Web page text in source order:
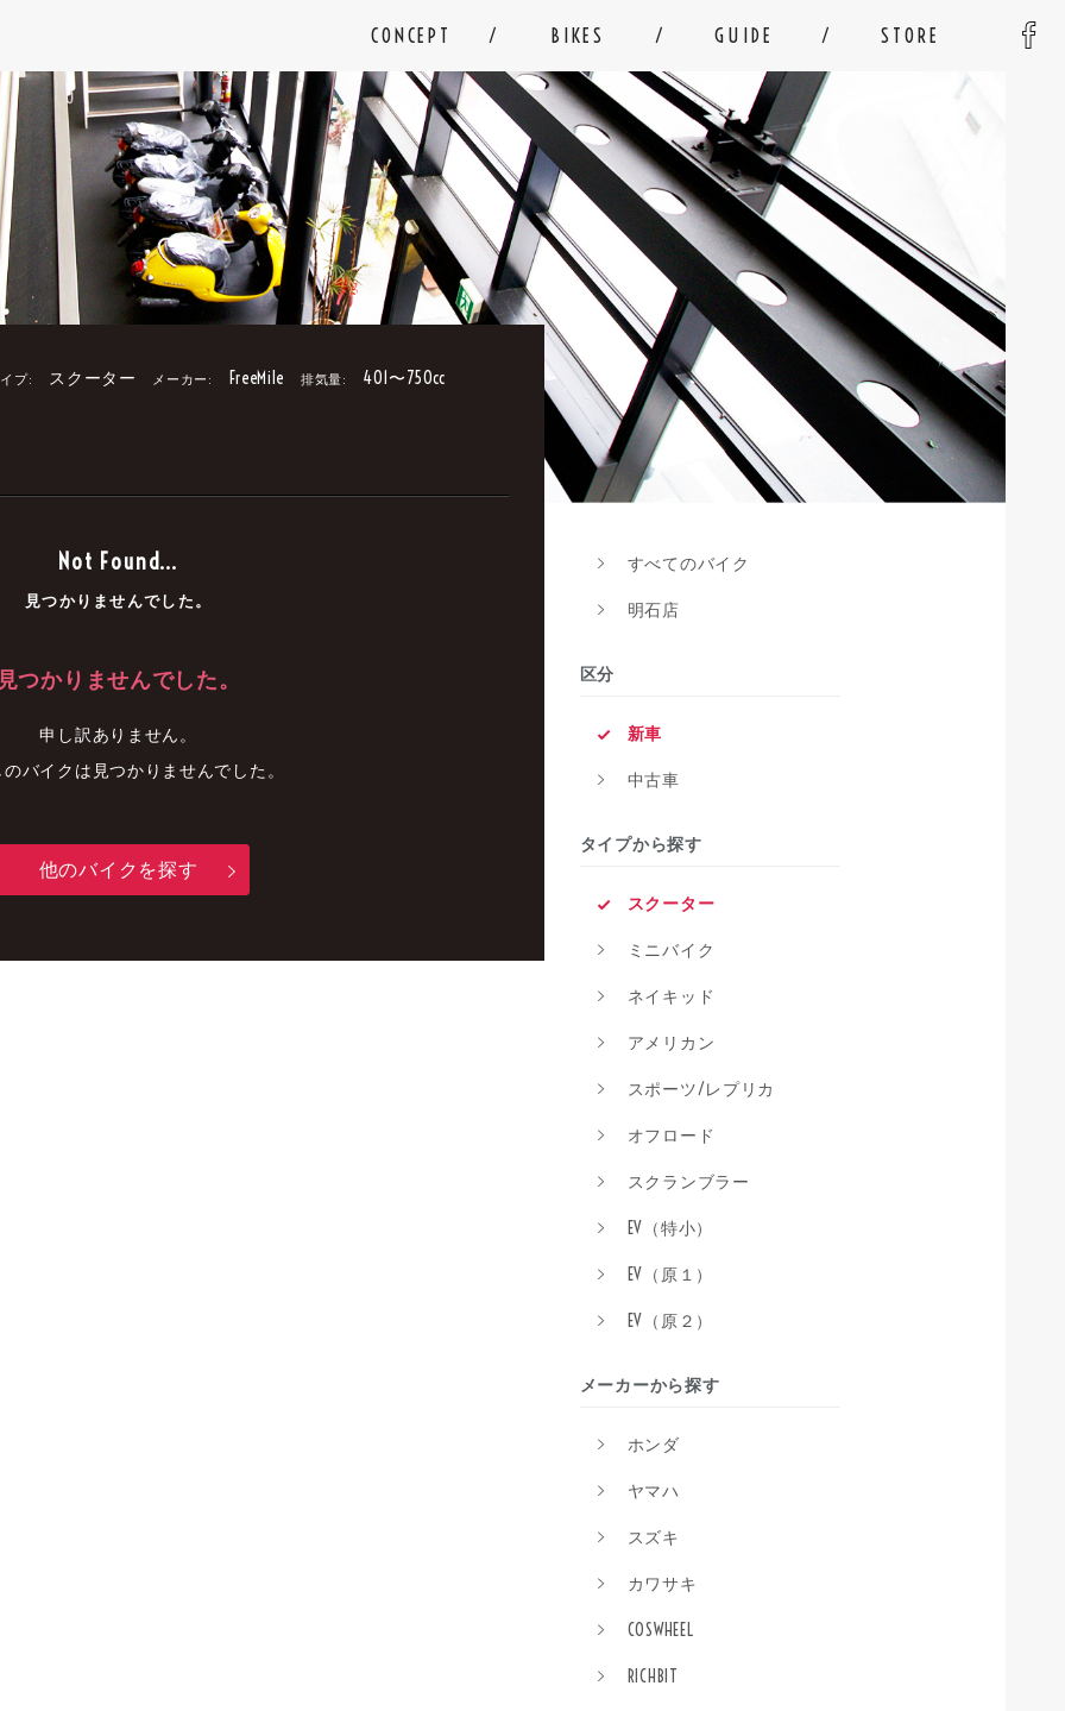
CONCEPT BIKES GUIDE STORE
プ: スクーター メーカー: FreeMile 排気量: 401〜750cc
Not Found...
見つかりませんでした。
見つかりませんでした。
申し訳ありません。
バイクは見つかりませんでした。
他のバイクを探す
すべてのバイク
明石店
区分
新車
中古車
タイプから探す
スクーター
ミニバイク
ネイキッド
アメリカン
スポーツ/レプリカ
オフロード
スクランブラー
EV（特小）
EV（原１）
EV（原２）
メーカーから探す
ホンダ
ヤマハ
スズキ
カワサキ
COSWHEEL
RICHBIT
中古車